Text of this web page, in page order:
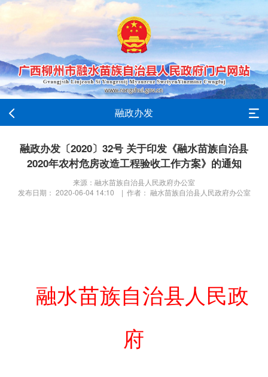
融政办发
融政办发〔2020〕32号 关于印发《融水苗族自治县
2020年农村危房改造工程验收工作方案》的通知
来源：融水苗族自治县人民政府办公室
发布日期： 2020-06-04 14:10 | 作者： 融水苗族自治县人民政府办公室
融水苗族自治县人民政
府